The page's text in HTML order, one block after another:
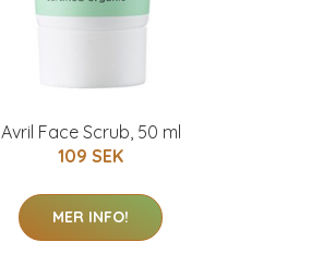
Avril Face Scrub, 50 ml
109 SEK
MER INFO!